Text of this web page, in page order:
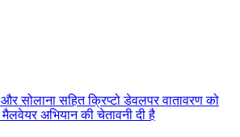
और सलन सहत कपट डवलपर वतवरण क
मलवयर अभयन क चतवन द ह